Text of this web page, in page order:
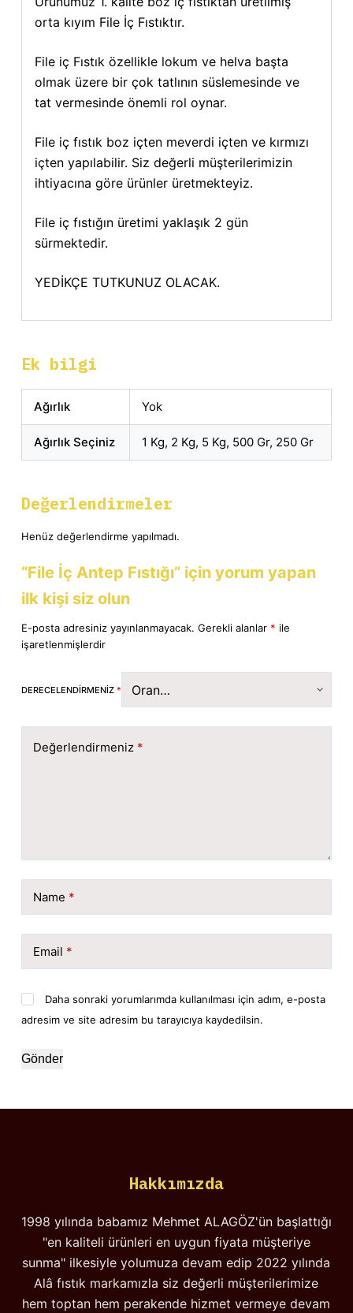
orta kıyım File İç Fıstıktır.
File iç Fıstık özellikle lokum ve helva başta
olmak üzere bir çok tatlının süslemesinde ve
tat vermesinde önemli rol oynar.
File iç fıstık boz içten meverdi içten ve kırmızı
içten yapılabilir. Siz değerli müşterilerimizin
ihtiyacına göre ürünler üretmekteyiz.
File iç fıstığın üretimi yaklaşık 2 gün
sürmektedir.
YEDİKÇE TUTKUNUZ OLACAK.
Ek bilgi
Ağırlık Yok
Ağırlık Seçiniz 1 Kg, 2 Kg, 5 Kg, 500 Gr, 250 Gr
Değerlendirmeler
Henüz değerlendirme yapılmadı.
“File İç Antep Fıstığı” için yorum yapan
ilk kişi siz olun
E-posta adresiniz yayınlanmayacak. Gerekli alanlar * ile
işaretlenmişlerdir
DERECELENDIRMENIZ *
Değerlendirmeniz *
Name *
Email *
Daha sonraki yorumlarımda kullanılması için adım, e-posta
adresim ve site adresim bu tarayıcıya kaydedilsin.
Gönder
Hakkımızda
1998 yılında babamız Mehmet ALAGÖZ'ün başlattığı
"en kaliteli ürünleri en uygun fiyata müşteriye
sunma" ilkesiyle yolumuza devam edip 2022 yılında
Alâ fıstık markamızla siz değerli müşterilerimize
hem toptan hem perakende hizmet vermeye devam